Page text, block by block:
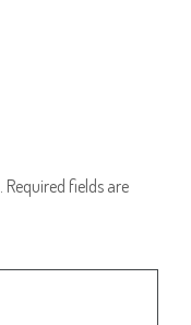
Required fields are